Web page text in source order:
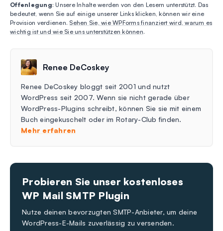
Offenlegung: Unsere Inhalte werden von den Lesern unterstützt. Das
bedeutet, wenn Sie auf einige unserer Links klicken, können wir eine
Provision verdienen.Sehen Sie, wie WPForms finanziert wird, warum es
wichtig ist und wie Sie uns unterstützen können.
Renee DeCoskey
Renee DeCoskey bloggt seit 2001 und nutzt
WordPress seit 2007. Wenn sie nicht gerade über
WordPress-Plugins schreibt, können Sie sie mit einem
Buch eingekuschelt oder im Rotary-Club finden.
Mehr erfahren
Probieren Sie unser kostenloses
WP Mail SMTP Plugin
Nutze deinen bevorzugten SMTP-Anbieter, um deine
WordPress-E-Mails zuverlässig zu versenden.